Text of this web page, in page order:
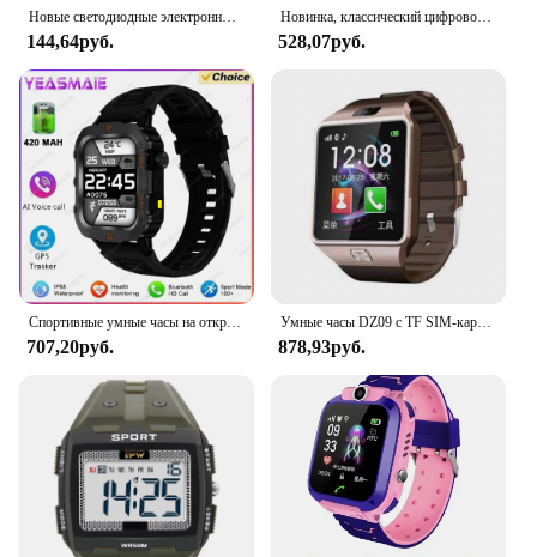
Новые светодиодные электронные часы Rainbow Square, водонепроницаемые цифровые спортивные часы для студентов на открытом воздухе, электронные часы Relogio Feminino
144,64руб.
Новинка, классический цифровой Ручной Карманный секундомер, профессиональный цифровой спортивный секундомер, ЖК-таймер, секундомер, таймер, хронометр
528,07руб.
Спортивные умные часы на открытом воздухе со светодиодной подсветкой, мужские и женские часы, фитнес-трек, ЭКГ + PGG, умные часы для huawei xiaomi Samsung apple
707,20руб.
Умные часы DZ09 с TF SIM-картой, цифровым сенсорным экраном и камерой, умные часы с Bluetooth, удаленным управлением, наручные часы с камерой для телефонов IOS и Android
878,93руб.